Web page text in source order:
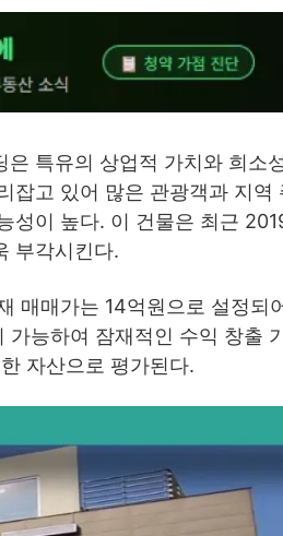
특유의 상업적 가치와 희소
고 있어 많은 관광객과 지역
성이 높다. 이 건물은 최근
부각시킨다.
매매가는 14억원으로 설정되
능하여 잠재적인 수익 창출
자산으로 평가된다.